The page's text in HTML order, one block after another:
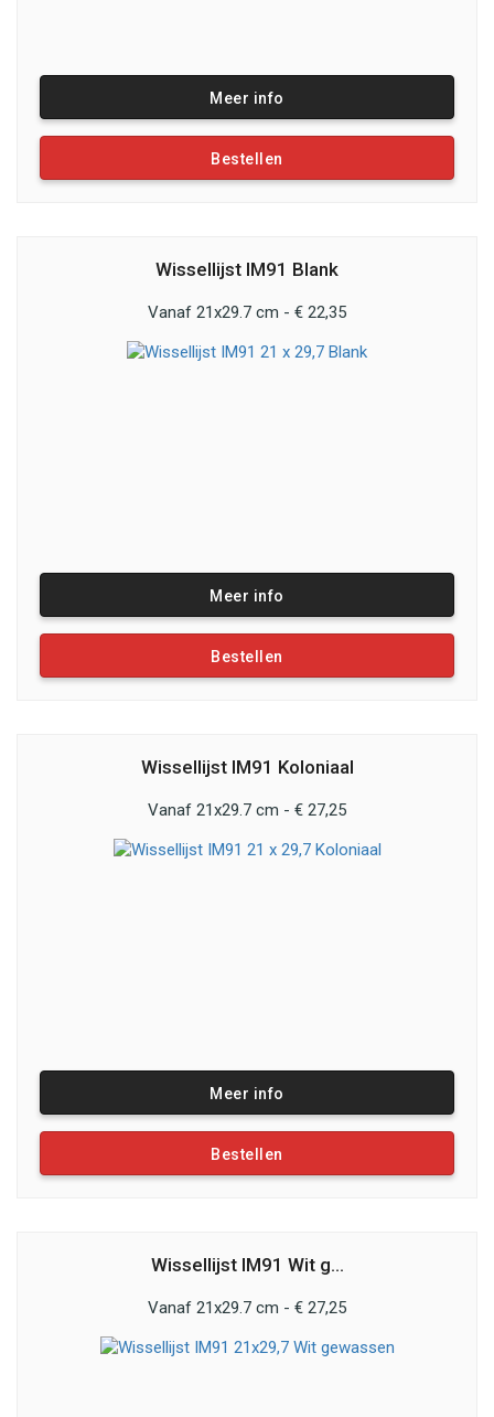
Meer info
Bestellen
Wissellijst IM91 Blank
Vanaf 21x29.7 cm - € 22,35
Meer info
Bestellen
Wissellijst IM91 Koloniaal
Vanaf 21x29.7 cm - € 27,25
Meer info
Bestellen
Wissellijst IM91 Wit g...
Vanaf 21x29.7 cm - € 27,25